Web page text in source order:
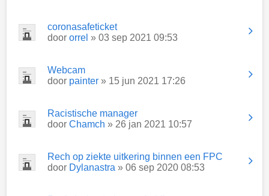
coronasafeticket
door orrel » 03 sep 2021 09:53
Webcam
door painter » 15 jun 2021 17:26
Racistische manager
door Chamch » 26 jan 2021 10:57
Rech op ziekte uitkering binnen een FPC
door Dylanastra » 06 sep 2020 08:53